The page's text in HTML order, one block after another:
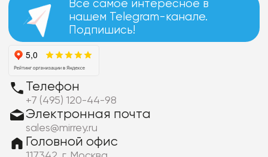
Все самое интересное в
нашем Telegram-канале.
Подпишись!
Телефон
+7 (495) 120-44-98
Электронная почта
sales@mirrey.ru
Головной офис